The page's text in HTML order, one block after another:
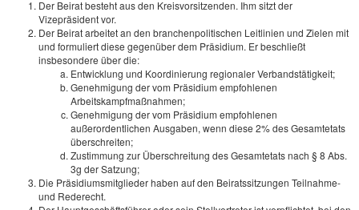
Der Beirat besteht aus den Kreisvorsitzenden. Ihm sitzt der
Vizepräsident vor.
Der Beirat arbeitet an den branchenpolitischen Leitlinien und Zielen mit
und formuliert diese gegenüber dem Präsidium. Er beschließt
insbesondere über die:
Entwicklung und Koordinierung regionaler Verbandstätigkeit;
Genehmigung der vom Präsidium empfohlenen
Arbeitskampfmaßnahmen;
Genehmigung der vom Präsidium empfohlenen
außerordentlichen Ausgaben, wenn diese 2% des Gesamtetats
überschreiten;
Zustimmung zur Überschreitung des Gesamtetats nach § 8 Abs.
3g der Satzung;
Die Präsidiumsmitglieder haben auf den Beiratssitzungen Teilnahme-
und Rederecht.